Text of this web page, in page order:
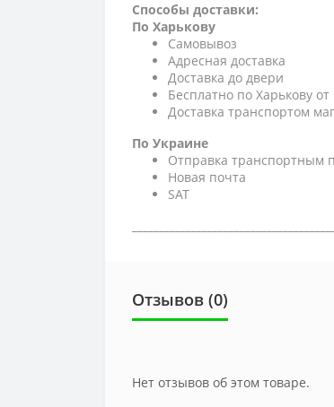
Способы доставки:
По Харькову
Самовывоз
Адресная доставка
Доставка до двери
Бесплатно по Харькову
Доставка транспортом
По Украине
Отправка транспортным
Новая почта
SAT
Отзывов (0)
Нет отзывов об этом товаре.